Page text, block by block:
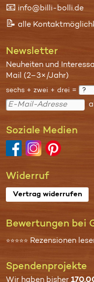
📧 info@billi-bolli.de
📝 alle
Newsletter
Neuheiten und
Mail (2–3×/Jahr)
sechs + zwei + drei =
Soziale Medien
Widerruf
Vertrag widerrufen
Bewertungen bei
⭐⭐⭐⭐⭐ Rezensionen
Spenden­projekte
Wir haben bisher